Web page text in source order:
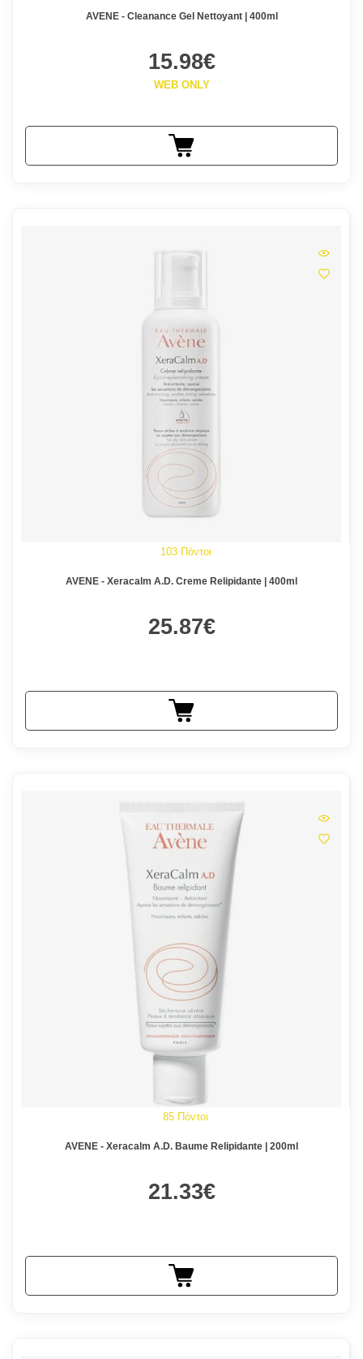
AVENE - Cleanance Gel Nettoyant | 400ml
15.98€
WEB ONLY
103 Πόντοι
AVENE - Xeracalm A.D. Creme Relipidante | 400ml
25.87€
85 Πόντοι
AVENE - Xeracalm A.D. Baume Relipidante | 200ml
21.33€